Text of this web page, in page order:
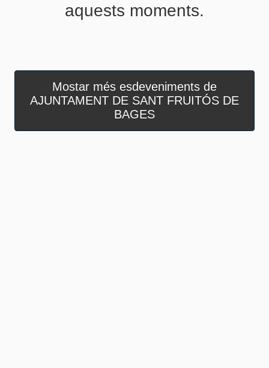
aquests moments.
Mostar més esdeveniments de
AJUNTAMENT DE SANT FRUITÓS DE
BAGES